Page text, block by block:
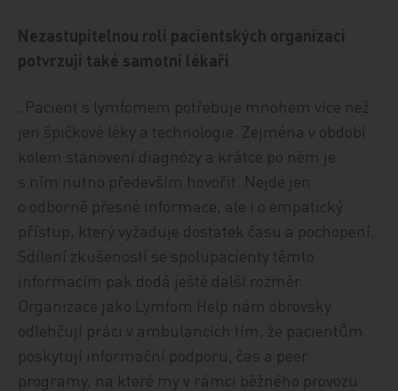
Nezastupitelnou roli pacientských organizací
potvrzují také samotní lékaři
„Pacient s lymfomem potřebuje mnohem více než
jen špičkové léky a technologie. Zejména v období
kolem stanovení diagnózy a krátce po něm je
s ním nutno především hovořit. Nejde jen
o odborně přesné informace, ale i o empatický
přístup, který vyžaduje dostatek času a pochopení.
Sdílení zkušeností se spolupacienty těmto
informacím pak dodá ještě další rozměr.
Organizace jako Lymfom Help nám obrovsky
odlehčují práci v ambulancích tím, že pacientům
poskytují informační podporu, čas a peer
programy, na které my v rámci běžného provozu